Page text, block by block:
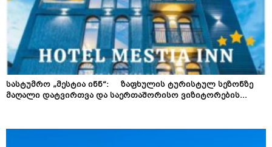
სასტუმრო „მესტია ინნ“: ზაფხულის ტურისტულ სეზონზე
მაღალი დატვირთვა და საერთაშორისო ვიზიტორების...